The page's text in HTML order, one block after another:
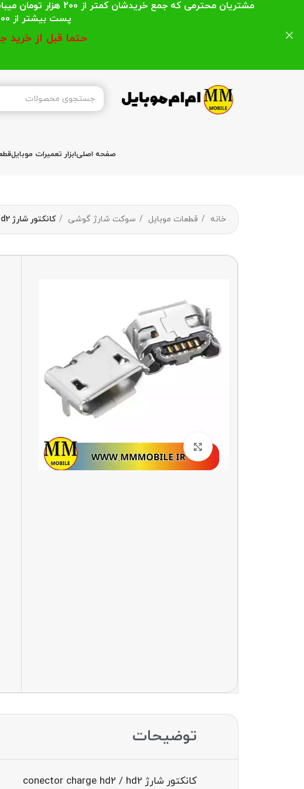
صفحه اصلیابزار تعمیرات موبایل
خانه قطعات موبایل سوکت شارژ گوشی کانکتور شارژ conector charge hd2 / hd2
توضیحات
کانکتور شارژ conector charge hd2 / hd2
مشتریان محترمی
پست بیشتر از 200 هزار تومان میباشد اگر به صرفه است خرید خود را انجام دهند.
حتما قبل از خرید